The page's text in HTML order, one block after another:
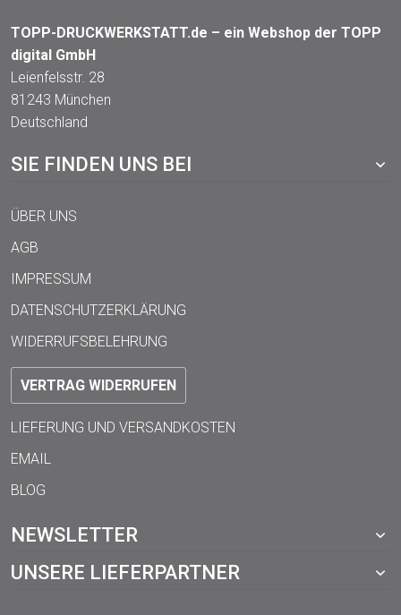
TOPP-DRUCKWERKSTATT.de – ein Webshop der TOPP
digital GmbH
Leienfelsstr. 28
81243 München
Deutschland
SIE FINDEN UNS BEI
ÜBER UNS
AGB
IMPRESSUM
DATENSCHUTZERKLÄRUNG
WIDERRUFSBELEHRUNG
VERTRAG WIDERRUFEN
LIEFERUNG UND VERSANDKOSTEN
EMAIL
BLOG
NEWSLETTER
UNSERE LIEFERPARTNER